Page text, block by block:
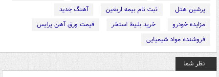
پرشین هتل
ثبت نام بیمه اربعین
آهنگ جدید
مزایده خودرو
خرید بلیط استخر
قیمت ورق آهن پرایس
فروشنده مواد شیمیایی
نظر شما